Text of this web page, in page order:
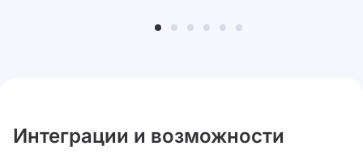
Интеграции и возможности